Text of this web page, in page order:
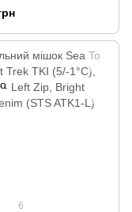
Left Zip, Teal (STS
2019
6